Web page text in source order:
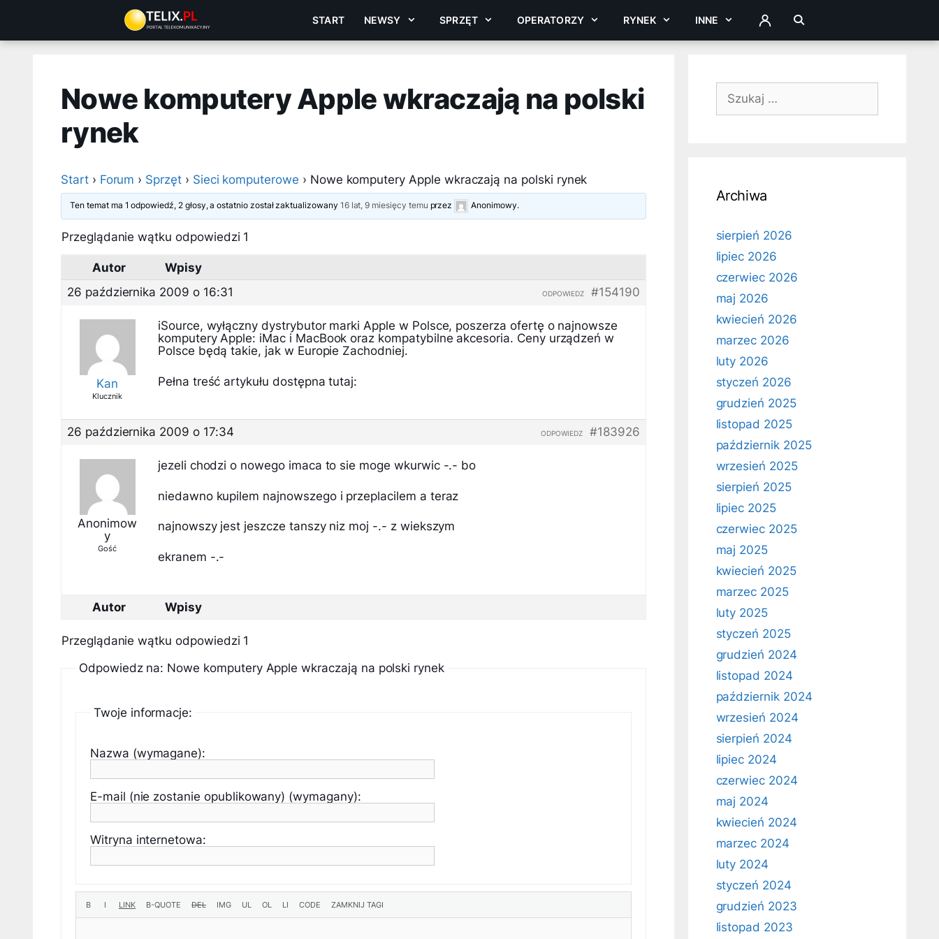
treści
START NEWSY SPRZĘT OPERATORZY RYNEK INNE ZALOGUJ
Nowe komputery Apple wkraczają na polski
rynek
Start › Forum › Sprzęt › Sieci komputerowe › Nowe komputery Apple wkraczają na polski rynek
Ten temat ma 1 odpowiedź, 2 głosy, a ostatnio został zaktualizowany 16 lat, 9 miesięcy temu przez Anonimowy.
Przeglądanie wątku odpowiedzi 1
Autor
Wpisy
26 października 2009 o 16:31
#154190
ODPOWIEDZ
Kan
Klucznik
iSource, wyłączny dystrybutor marki Apple w Polsce, poszerza ofertę o najnowsze
komputery Apple: iMac i MacBook oraz kompatybilne akcesoria. Ceny urządzeń w
Polsce będą takie, jak w Europie Zachodniej.
Pełna treść artykułu dostępna tutaj:
26 października 2009 o 17:34 #183926
ODPOWIEDZ
Anonimow
y
Gość
jezeli chodzi o nowego imaca to sie moge wkurwic -.- bo
niedawno kupilem najnowszego i przeplacilem a teraz
najnowszy jest jeszcze tanszy niz moj -.- z wiekszym
ekranem -.-
Autor Wpisy
Przeglądanie wątku odpowiedzi 1
Odpowiedz na: Nowe komputery Apple wkraczają na polski rynek
Twoje informacje:
Nazwa (wymagane):
E-mail (nie zostanie opublikowany) (wymagany):
Witryna internetowa:
Szukaj:
Archiwa
sierpień 2026
lipiec 2026
czerwiec 2026
maj 2026
kwiecień 2026
marzec 2026
luty 2026
styczeń 2026
grudzień 2025
listopad 2025
październik 2025
wrzesień 2025
sierpień 2025
lipiec 2025
czerwiec 2025
maj 2025
kwiecień 2025
marzec 2025
luty 2025
styczeń 2025
grudzień 2024
listopad 2024
październik 2024
wrzesień 2024
sierpień 2024
lipiec 2024
czerwiec 2024
maj 2024
kwiecień 2024
marzec 2024
luty 2024
styczeń 2024
grudzień 2023
listopad 2023